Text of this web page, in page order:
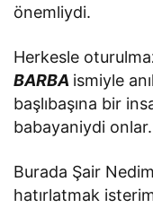
önemliydi.
Herkesle
BARBA ismiyle
başlıbaşına bir
babayaniydi onlar.
Burada Şair
hatırlatmak